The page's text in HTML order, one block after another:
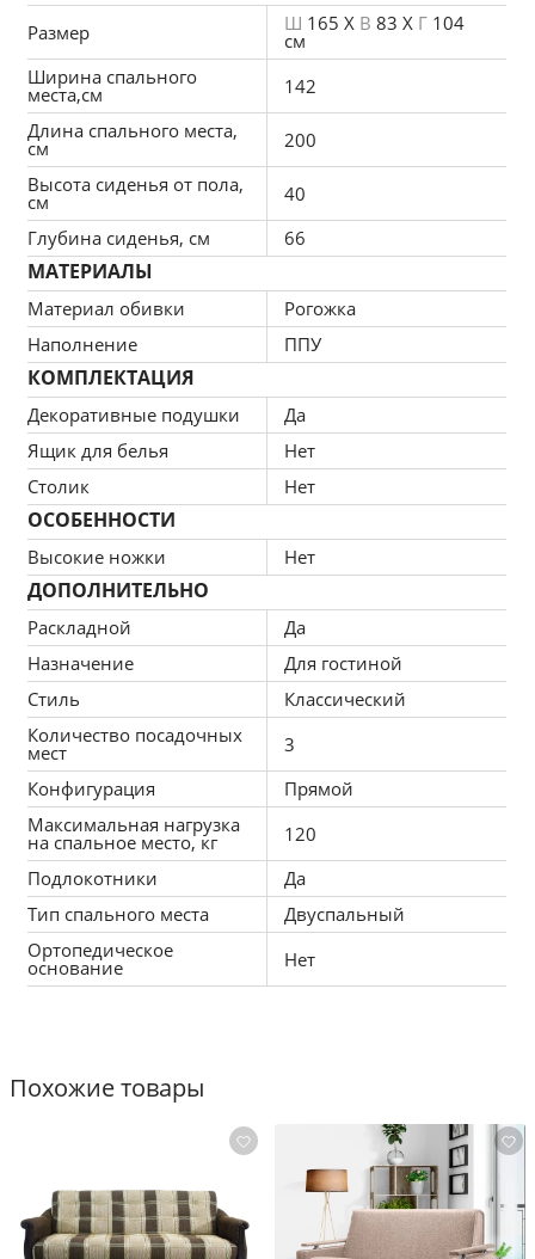
Размер Ш 165 X В 83 X Г 104
см
Ширина спального
места,см
142
Длина спального места,
см
200
Высота сиденья от пола,
см
40
Глубина сиденья, см
66
МАТЕРИАЛЫ
Материал обивки
Рогожка
Наполнение
ППУ
КОМПЛЕКТАЦИЯ
Декоративные подушки
Да
Ящик для белья
Нет
Столик
Нет
ОСОБЕННОСТИ
Высокие ножки Нет
ДОПОЛНИТЕЛЬНО
Раскладной
Да
Назначение
Для гостиной
Стиль
Классический
Количество посадочных
мест
3
Конфигурация
Прямой
Максимальная нагрузка
на спальное место, кг
120
Подлокотники
Да
Тип спального места
Двуспальный
Ортопедическое
основание Нет
Похожие товары